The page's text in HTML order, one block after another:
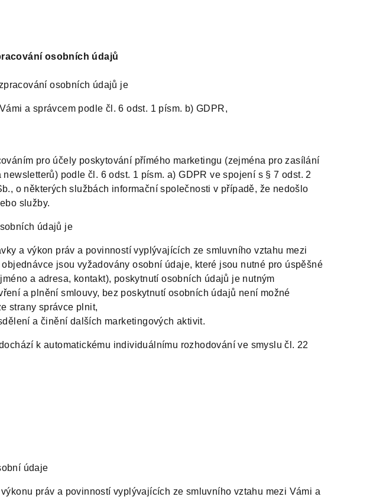
osobních údajů
osobních údajů je
a správcem podle čl. 6 odst. 1 písm. b) GDPR,
pro účely poskytování přímého marketingu (zejména pro zasílání
podle čl. 6 odst. 1 písm. a) GDPR ve spojení s § 7 odst. 2
o některých službách informační společnosti v případě, že nedošlo
služby.
údajů je
a výkon práv a povinností vyplývajících ze smluvního vztahu mezi
jsou vyžadovány osobní údaje, které jsou nutné pro úspěšné
a adresa, kontakt), poskytnutí osobních údajů je nutným
a plnění smlouvy, bez poskytnutí osobních údajů není možné
strany správce plnit,
a činění dalších marketingových aktivit.
k automatickému individuálnímu rozhodování ve smyslu čl. 22
údaje
práv a povinností vyplývajících ze smluvního vztahu mezi Vámi a